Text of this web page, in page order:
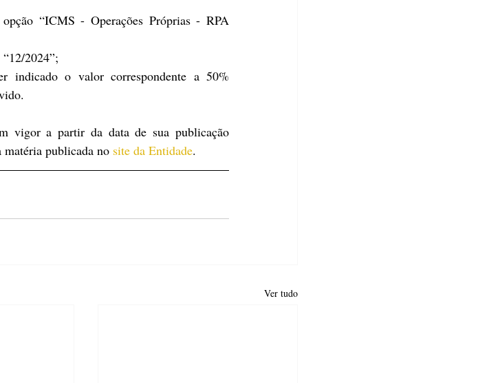
“ICMS - Operações Próprias - RPA
2024”;
indicado o valor correspondente a 50%
vigor a partir da data de sua publicação
matéria publicada no site da Entidade.
Ver tudo